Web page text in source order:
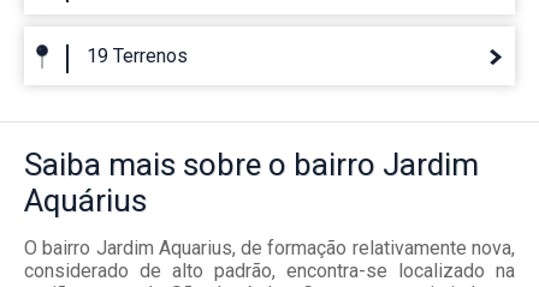
19 Terrenos
Saiba mais sobre o bairro Jardim
Aquárius
O bairro Jardim Aquarius, de formação relativamente nova,
considerado de alto padrão, encontra-se localizado na